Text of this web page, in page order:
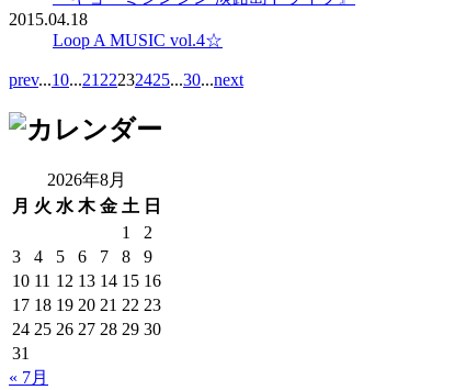
2015.04.18
Loop A MUSIC vol.4☆
prev...10...21 22232425...30...next
2026年8月
月 火 水 木 金 土 日
1
2
3
4 5 6 7 8
9
10 11 12 13 14 15 16
17 18 19 20 21 22 23
24 25 26 27 28 29 30
31
« 7月